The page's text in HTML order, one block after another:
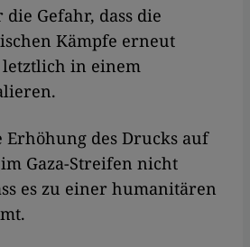
Gefahr, dass die
Kämpfe erneut
in einem
des Drucks auf
Gaza-Streifen nicht
es zu einer humanitären